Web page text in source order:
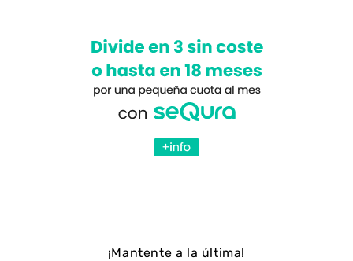
¡Mantente a la última!